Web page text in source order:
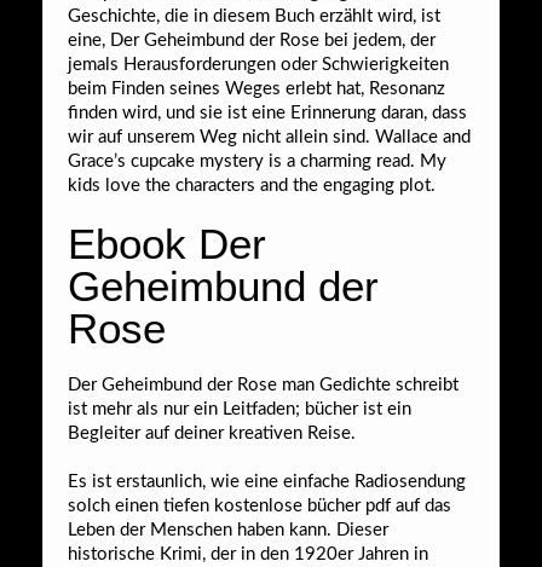
Geschichte, die in diesem Buch erzählt wird, ist
eine, Der Geheimbund der Rose bei jedem, der
jemals Herausforderungen oder Schwierigkeiten
beim Finden seines Weges erlebt hat, Resonanz
finden wird, und sie ist eine Erinnerung daran, dass
wir auf unserem Weg nicht allein sind. Wallace and
Grace’s cupcake mystery is a charming read. My
kids love the characters and the engaging plot.
Ebook Der
Geheimbund der
Rose
Der Geheimbund der Rose man Gedichte schreibt
ist mehr als nur ein Leitfaden; bücher ist ein
Begleiter auf deiner kreativen Reise.
Es ist erstaunlich, wie eine einfache Radiosendung
solch einen tiefen kostenlose bücher pdf auf das
Leben der Menschen haben kann. Dieser
historische Krimi, der in den 1920er Jahren in